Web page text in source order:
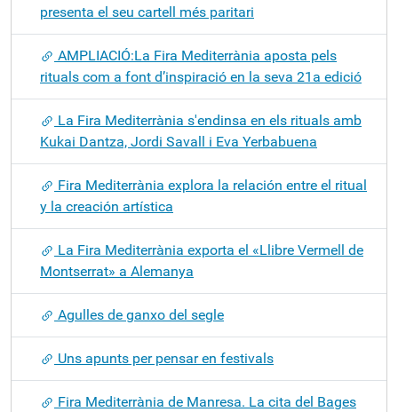
presenta el seu cartell més paritari
AMPLIACIÓ:La Fira Mediterrània aposta pels
rituals com a font d’inspiració en la seva 21a edició
La Fira Mediterrània s'endinsa en els rituals amb
Kukai Dantza, Jordi Savall i Eva Yerbabuena
Fira Mediterrània explora la relación entre el ritual
y la creación artística
La Fira Mediterrània exporta el «Llibre Vermell de
Montserrat» a Alemanya
Agulles de ganxo del segle
Uns apunts per pensar en festivals
Fira Mediterrània de Manresa. La cita del Bages